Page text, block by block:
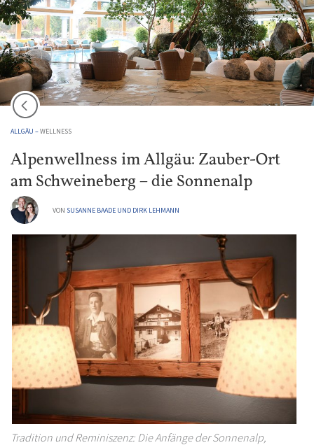
ALLGÄU –WELLNESS
Alpenwellness im Allgäu: Zauber-Ort
am Schweineberg – die Sonnenalp
VON SUSANNE BAADE UND DIRK LEHMANN
Tradition und Reminiszenz: Die Anfänge der Sonnenalp,